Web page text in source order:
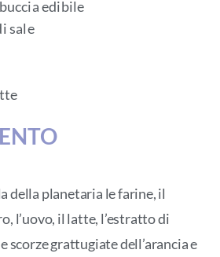
edibile
sale
della planetaria le farine, il
l’uovo, il latte, l’estratto di
scorze grattugiate dell’arancia e